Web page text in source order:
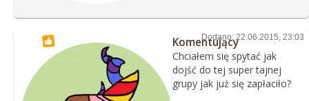
Dodano: 22.06.2015, 23:03
Komentujący
Chciałem się spytać jak
dojść do tej super tajnej
grupy jak już się zapłaciło?